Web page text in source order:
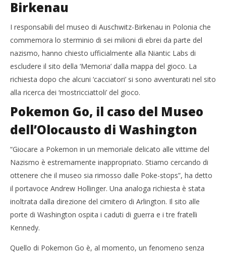
NOW VIEWING
Pokemon Go i luoghi vietati crescono nel mondo
18/07/2016
letizia
Birkenau
I responsabili del museo di Auschwitz-Birkenau in Polonia che
commemora lo sterminio di sei milioni di ebrei da parte del
nazismo, hanno chiesto ufficialmente alla Niantic Labs di
escludere il sito della ‘Memoria’ dalla mappa del gioco. La
richiesta dopo che alcuni ‘cacciatori’ si sono avventurati nel sito
alla ricerca dei ‘mostricciattoli’ del gioco.
Pokemon Go, il caso del Museo
dell’Olocausto di Washington
“Giocare a Pokemon in un memoriale delicato alle vittime del
Nazismo è estremamente inappropriato. Stiamo cercando di
ottenere che il museo sia rimosso dalle Poke-stops”, ha detto
il portavoce Andrew Hollinger. Una analoga richiesta è stata
inoltrata dalla direzione del cimitero di Arlington. Il sito alle
porte di Washington ospita i caduti di guerra e i tre fratelli
Kennedy.
Quello di Pokemon Go è, al momento, un fenomeno senza